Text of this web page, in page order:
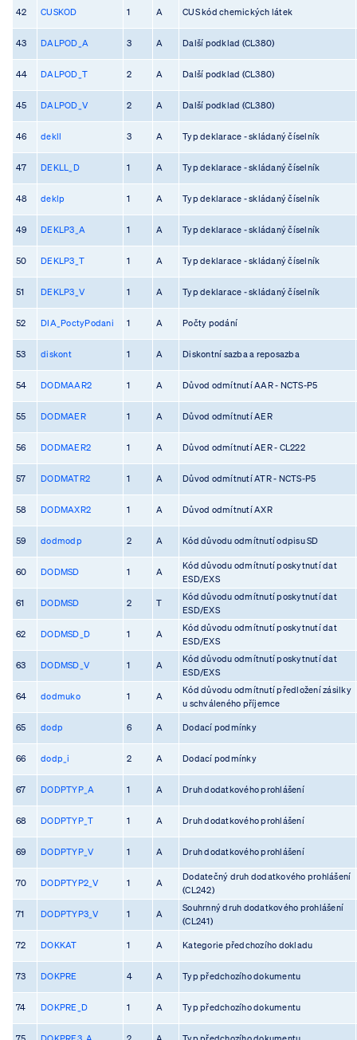
42 CUSKOD 1 A CUS kód chemických látek
43 DALPOD_A 3 A Další podklad (CL380)
44 DALPOD_T 2 A Další podklad (CL380)
45 DALPOD_V 2 A Další podklad (CL380)
46 dekll 3 A Typ deklarace - skládaný číselník
47 DEKLL_D 1 A Typ deklarace - skládaný číselník
48 deklp 1 A Typ deklarace - skládaný číselník
49 DEKLP3_A 1 A Typ deklarace - skládaný číselník
50 DEKLP3_T 1 A Typ deklarace - skládaný číselník
51 DEKLP3_V 1 A Typ deklarace - skládaný číselník
52 DIA_PoctyPodani 1 A Počty podání
53 diskont 1 A Diskontní sazba a reposazba
54 DODMAAR2 1 A Důvod odmítnutí AAR - NCTS-P5
55 DODMAER 1 A Důvod odmítnutí AER
56 DODMAER2 1 A Důvod odmítnutí AER - CL222
57 DODMATR2 1 A Důvod odmítnutí ATR - NCTS-P5
58 DODMAXR2 1 A Důvod odmítnutí AXR
59 dodmodp 2 A Kód důvodu odmítnutí odpisu SD
60 DODMSD 1 A
Kód důvodu odmítnutí poskytnutí dat
ESD/EXS
61 DODMSD 2 T
Kód důvodu odmítnutí poskytnutí dat
ESD/EXS
62 DODMSD_D 1 A
Kód důvodu odmítnutí poskytnutí dat
ESD/EXS
63 DODMSD_V 1 A
Kód důvodu odmítnutí poskytnutí dat
ESD/EXS
64 dodmuko 1 A
Kód důvodu odmítnutí předložení zásilky
u schváleného příjemce
65 dodp 6 A Dodací podmínky
66 dodp_i 2 A Dodací podmínky
67 DODPTYP_A 1 A Druh dodatkového prohlášení
68 DODPTYP_T 1 A Druh dodatkového prohlášení
69 DODPTYP_V 1 A Druh dodatkového prohlášení
70 DODPTYP2_V 1 A
Dodatečný druh dodatkového prohlášení
(CL242)
71 DODPTYP3_V 1 A
Souhrnný druh dodatkového prohlášení
(CL241)
72 DOKKAT 1 A Kategorie předchozího dokladu
73 DOKPRE 4 A Typ předchozího dokumentu
74 DOKPRE_D 1 A Typ předchozího dokumentu